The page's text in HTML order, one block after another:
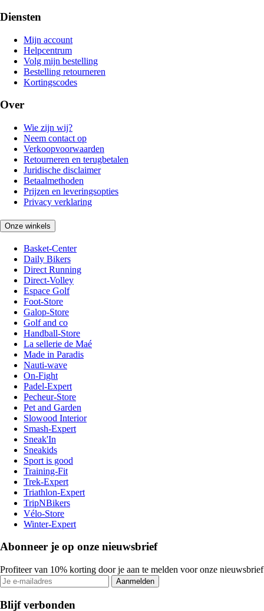
Diensten
Mijn account
Helpcentrum
Volg mijn bestelling
Bestelling retourneren
Kortingscodes
Over
Wie zijn wij?
Neem contact op
Verkoopvoorwaarden
Retourneren en terugbetalen
Juridische disclaimer
Betaalmethoden
Prijzen en leveringsopties
Privacy verklaring
Onze winkels
Basket-Center
Daily Bikers
Direct Running
Direct-Volley
Espace Golf
Foot-Store
Galop-Store
Golf and co
Handball-Store
La sellerie de Maé
Made in Paradis
Nauti-wave
On-Fight
Padel-Expert
Pecheur-Store
Pet and Garden
Slowood Interior
Smash-Expert
Sneak'In
Sneakids
Sport is good
Training-Fit
Trek-Expert
Triathlon-Expert
TripNBikers
Vélo-Store
Winter-Expert
Abonneer je op onze nieuwsbrief
Profiteer van 10% korting door je aan te melden voor onze nieuwsbrief
Aanmelden
Blijf verbonden